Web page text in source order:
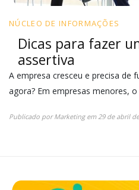
NÚCLEO DE INFORMAÇÕES
Dicas para fazer
assertiva
A empresa cresceu e precisa de
agora? Em empresas menores,
Publicado porMarketingem 29 de abril